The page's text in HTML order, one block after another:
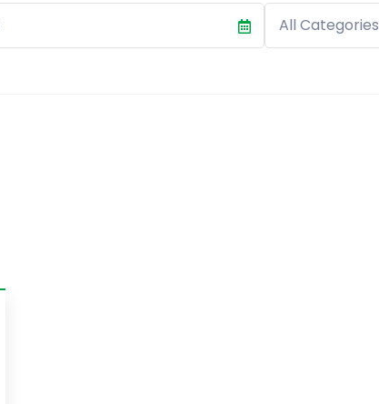
Category
All Categories